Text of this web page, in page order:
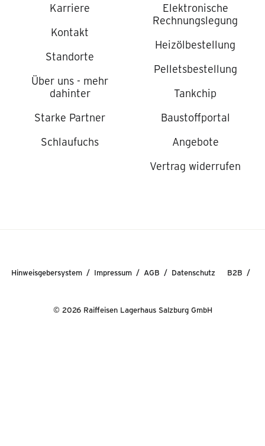
Karriere
Kontakt
Standorte
Über uns - mehr
dahinter
Starke Partner
Schlaufuchs
Elektronische
Rechnungslegung
Heizölbestellung
Pelletsbestellung
Tankchip
Baustoffportal
Angebote
Vertrag widerrufen
© 2026 Raiffeisen Lagerhaus Salzburg GmbH
Hinweisgebersystem Impressum AGB Datenschutz B2B